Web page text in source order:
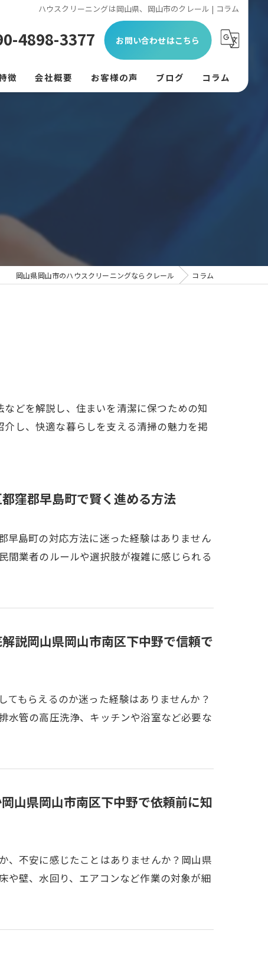
ハウスクリーニングは岡山県、岡山市のクレール | コラム
4898-3377 お問い合わせはこちら
徴 会社概要 お客様の声 ブログ コラム
岡山県岡山市のハウスクリーニングならクレール コラム
どを解説し、住まいを清潔に保つための知
し、快適な暮らしを支える清掃の魅力を掲
窪郡早島町で賢く進める方法
早島町の対応方法に迷った経験はありません
間業者のルールや選択肢が複雑に感じられる
説岡山県岡山市南区下中野で信頼で
もらえるのか迷った経験はありませんか？
水管の高圧洗浄、キッチンや浴室など必要な
山県岡山市南区下中野で依頼前に知
、不安に感じたことはありませんか？岡山県
や壁、水回り、エアコンなど作業の対象が細